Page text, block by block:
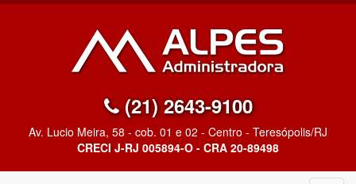
(21) 2643-9100
Av. Lucio Meira, 58 - cob. 01 e 02 - Centro - Teresópolis/RJ
CRECI J-RJ 005894-O - CRA 20-89498